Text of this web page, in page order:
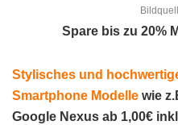
Spare bis zu 20%
Stylisches und
Smartphone Modelle wie
Google Nexus ab 1,00€